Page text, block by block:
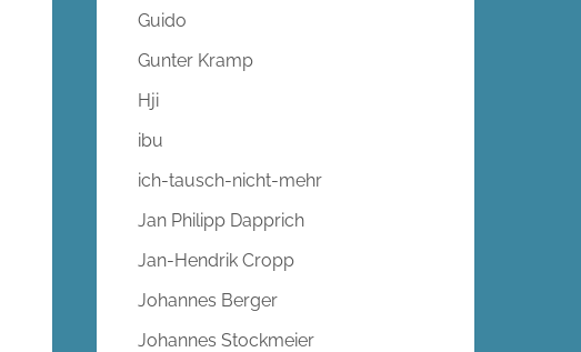
Guido
Gunter Kramp
Hji
ibu
ich-tausch-nicht-mehr
Jan Philipp Dapprich
Jan-Hendrik Cropp
Johannes Berger
Johannes Stockmeier